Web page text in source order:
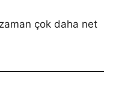
çok daha net